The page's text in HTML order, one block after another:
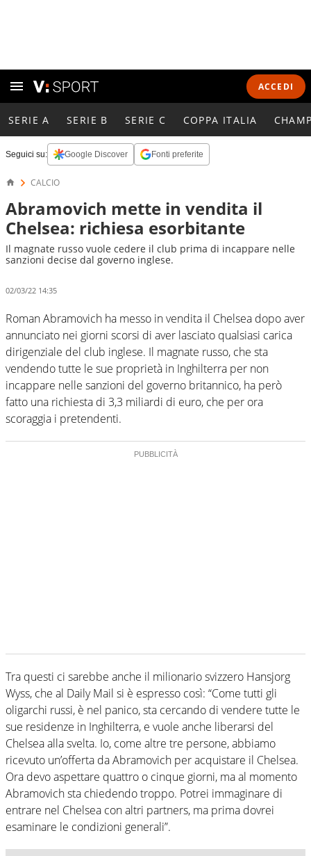
ACCEDI
SERIE A SERIE B SERIE C COPPA ITALIA
Seguici su: Google Discover Fonti preferite
CALCIO
Abramovich mette in vendita il
Chelsea: richiesa esorbitante
Il magnate russo vuole cedere il club prima di incappare nelle
sanzioni decise dal governo inglese.
02/03/22 14:35
Roman Abramovich ha messo in vendita il Chelsea dopo aver
annunciato nei giorni scorsi di aver lasciato qualsiasi carica
dirigenziale del club inglese. Il magnate russo, che sta
vendendo tutte le sue proprietà in Inghilterra per non
incappare nelle sanzioni del governo britannico, ha però
fatto una richiesta di 3,3 miliardi di euro, che per ora
scoraggia i pretendenti.
Tra questi ci sarebbe anche il milionario svizzero Hansjorg
Wyss, che al Daily Mail si è espresso così: “Come tutti gli
oligarchi russi, è nel panico, sta cercando di vendere tutte le
sue residenze in Inghilterra, e vuole anche liberarsi del
Chelsea alla svelta. Io, come altre tre persone, abbiamo
ricevuto un’offerta da Abramovich per acquistare il Chelsea.
Ora devo aspettare quattro o cinque giorni, ma al momento
Abramovich sta chiedendo troppo. Potrei immaginare di
entrare nel Chelsea con altri partners, ma prima dovrei
esaminare le condizioni generali”.